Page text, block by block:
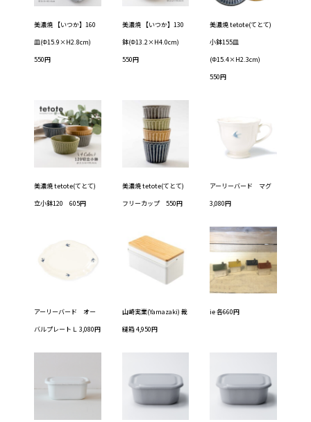
美濃焼 【いつか】160
皿(Φ15.9×H2.8cm)
550円
美濃焼 【いつか】130
鉢(Φ13.2×H4.0cm)
550円
美濃焼 tetote(てとて)
小鉢155皿
(Φ15.4×H2.3cm)
550円
美濃焼 tetote(てとて)
立小鉢120 605円
美濃焼 tetote(てとて)
フリーカップ 550円
アーリーバード マグ
3,080円
アーリーバード オー
バルプレートＬ 3,080円
山崎実業(Yamazaki) 裁
縫箱 4,950円
ie 各660円